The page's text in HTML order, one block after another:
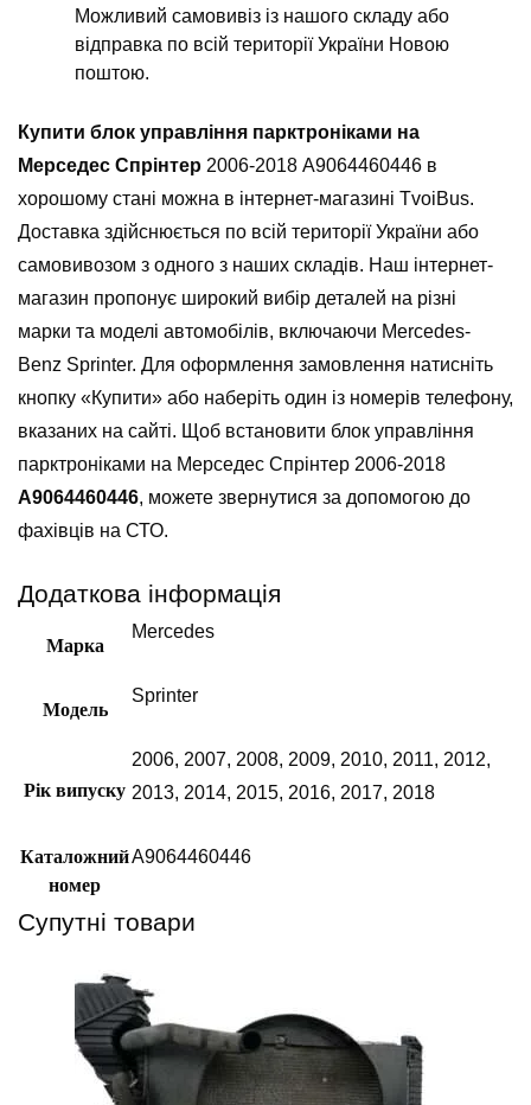
Можливий самовивіз із нашого складу або
відправка по всій території України Новою
поштою.
Купити блок управління парктроніками на
Мерседес Спрінтер 2006-2018 А9064460446 в
хорошому стані можна в інтернет-магазині TvoiBus.
Доставка здійснюється по всій території України або
самовивозом з одного з наших складів. Наш інтернет-
магазин пропонує широкий вибір деталей на різні
марки та моделі автомобілів, включаючи Mercedes-
Benz Sprinter. Для оформлення замовлення натисніть
кнопку «Купити» або наберіть один із номерів телефону,
вказаних на сайті. Щоб встановити блок управління
парктроніками на Мерседес Спрінтер 2006-2018
А9064460446, можете звернутися за допомогою до
фахівців на СТО.
Додаткова інформація
Марка
Mercedes
Модель
Sprinter
Рік випуску
2006, 2007, 2008, 2009, 2010, 2011, 2012,
2013, 2014, 2015, 2016, 2017, 2018
Каталожний
номер
А9064460446
Супутні товари